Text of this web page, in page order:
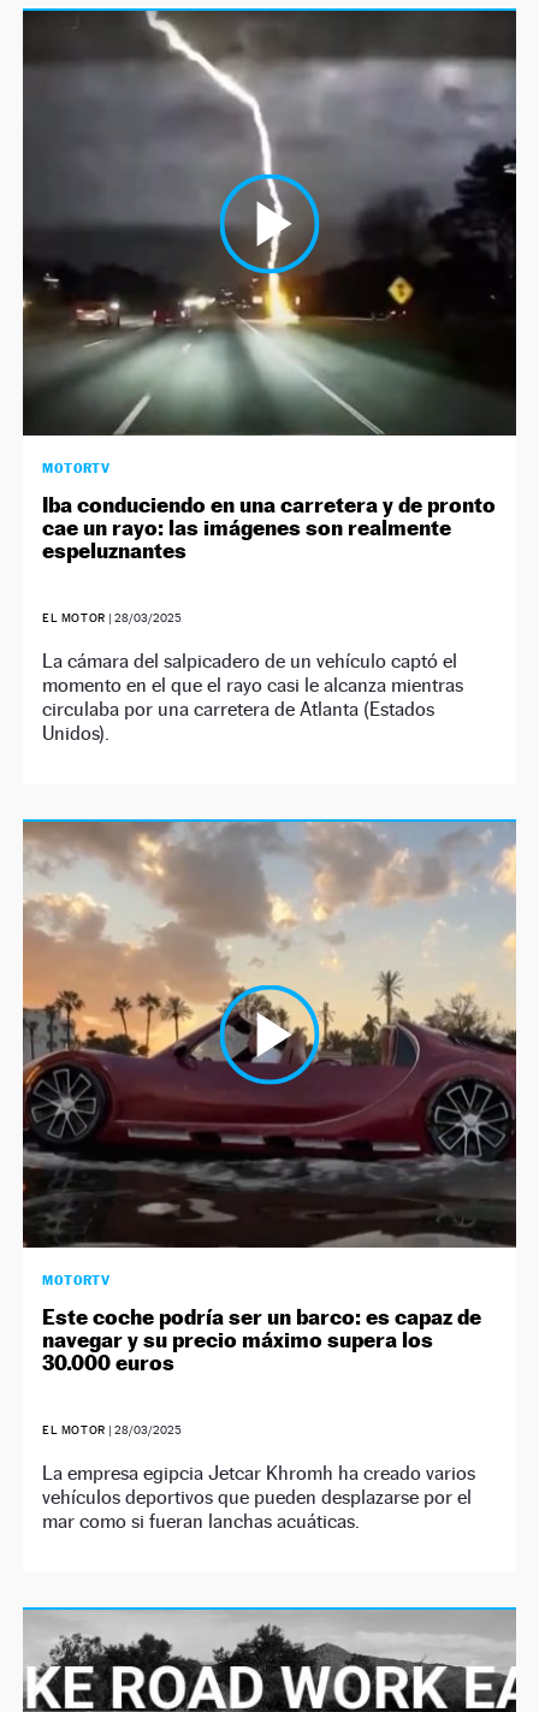
MOTORTV
Iba conduciendo en una carretera y de pronto
cae un rayo: las imágenes son realmente
espeluznantes
EL MOTOR |28/03/2025
La cámara del salpicadero de un vehículo captó el
momento en el que el rayo casi le alcanza mientras
circulaba por una carretera de Atlanta (Estados
Unidos).
MOTORTV
Este coche podría ser un barco: es capaz de
navegar y su precio máximo supera los
30.000 euros
EL MOTOR |28/03/2025
La empresa egipcia Jetcar Khromh ha creado varios
vehículos deportivos que pueden desplazarse por el
mar como si fueran lanchas acuáticas.